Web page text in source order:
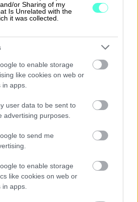
or Sharing of my
Is Unrelated with the
it was collected.
to enable storage
like cookies on web or
apps.
user data to be sent to
advertising purposes.
to send me
to enable storage
like cookies on web or
apps.
Soloon